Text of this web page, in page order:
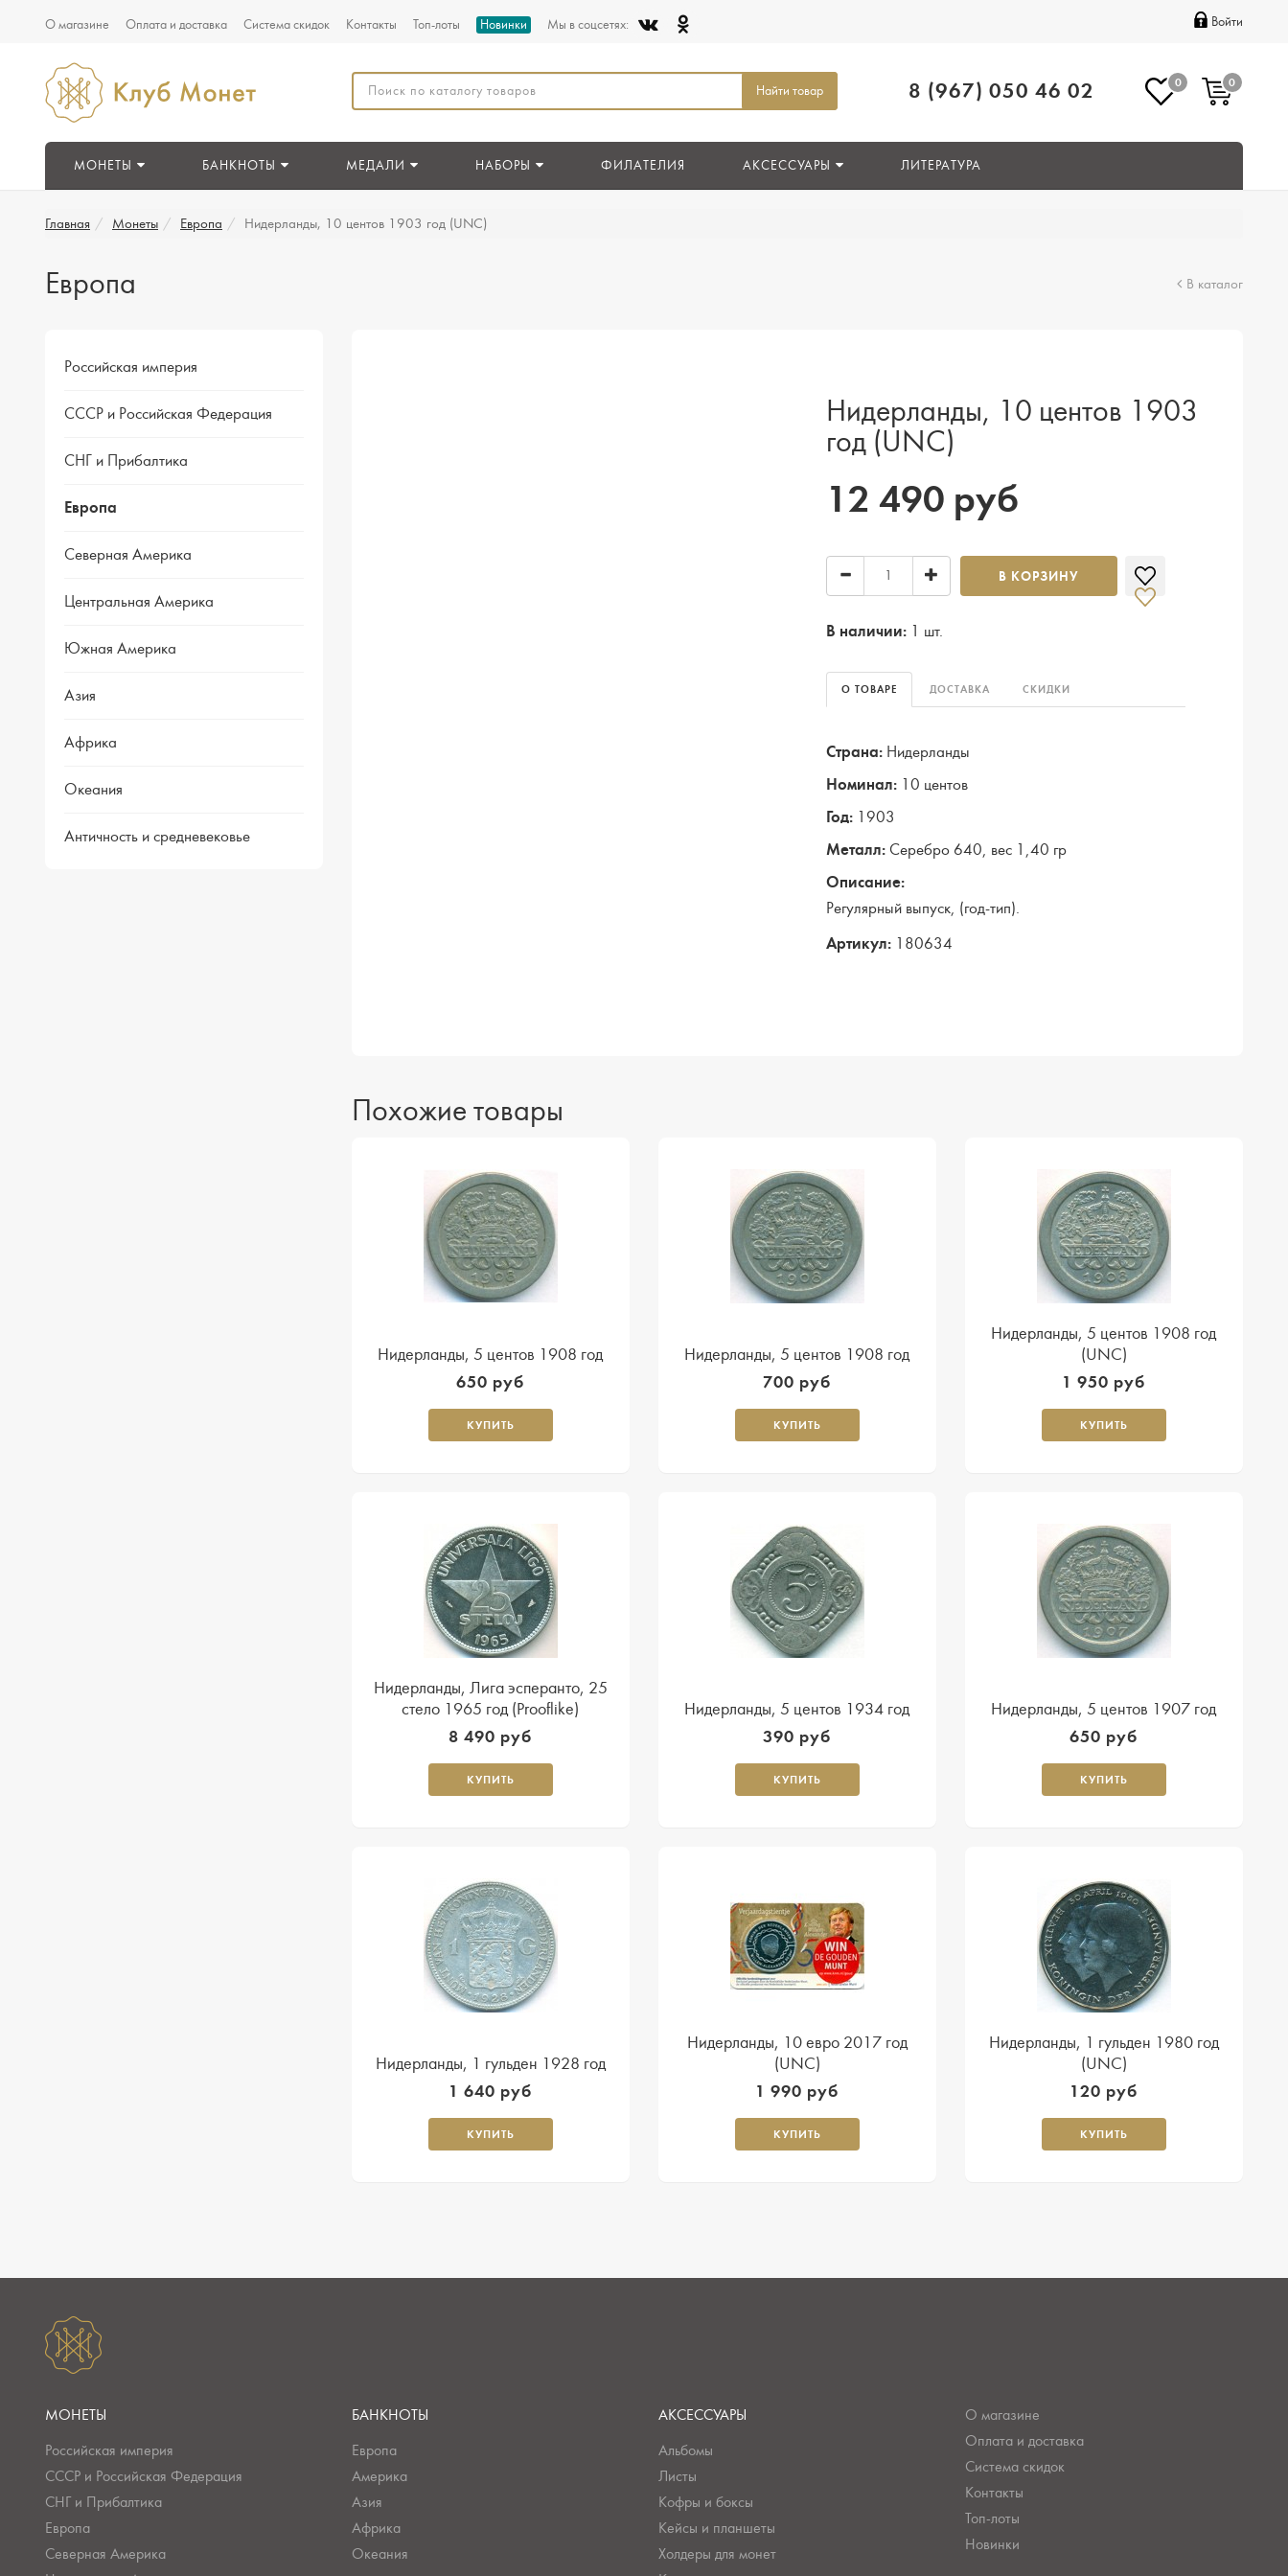
О магазине Оплата и доставка Система скидок Контакты Топ-лоты Новинки Мы в соцсетях: Войти
Найти товар 8 (967) 050 46 02 0 0
МОНЕТЫ БАНКНОТЫ МЕДАЛИ НАБОРЫ ФИЛАТЕЛИЯ АКСЕССУАРЫ ЛИТЕРАТУРА
Главная Монеты Европа Нидерланды, 10 центов 1903 год (UNC)
Европа В каталог
Российская империя
СССР и Российская Федерация
СНГ и Прибалтика
Европа
Северная Америка
Центральная Америка
Южная Америка
Азия
Африка
Океания
Античность и средневековье
Нидерланды, 10 центов 1903
год (UNC)
12 490 руб
В КОРЗИНУ
В наличии: 1 шт.
О ТОВАРЕ ДОСТАВКА СКИДКИ
Страна: Нидерланды
Номинал: 10 центов
Год: 1903
Металл: Серебро 640, вес 1,40 гр
Описание:
Регулярный выпуск, (год-тип).
Артикул: 180634
Похожие товары
Нидерланды, 5 центов 1908 год
650 руб
КУПИТЬ
Нидерланды, 5 центов 1908 год
700 руб
КУПИТЬ
Нидерланды, 5 центов 1908 год
(UNC)
1 950 руб
КУПИТЬ
Нидерланды, Лига эсперанто, 25
стело 1965 год (Prooflike)
8 490 руб
КУПИТЬ
Hидерланды, 5 центов 1934 год
390 руб
КУПИТЬ
Нидерланды, 5 центов 1907 год
650 руб
КУПИТЬ
Нидерланды, 1 гульден 1928 год
1 640 руб
КУПИТЬ
Нидерланды, 10 евро 2017 год
(UNC)
1 990 руб
КУПИТЬ
Нидерланды, 1 гульден 1980 год
(UNC)
120 руб
КУПИТЬ
МОНЕТЫ
Российская империя
СССР и Российская Федерация
СНГ и Прибалтика
Европа
Северная Америка
БАНКНОТЫ
Европа
Америка
Азия
Африка
Океания
АКСЕССУАРЫ
Альбомы
Листы
Кофры и боксы
Кейсы и планшеты
Холдеры для монет
О магазине
Оплата и доставка
Система скидок
Контакты
Топ-лоты
Новинки